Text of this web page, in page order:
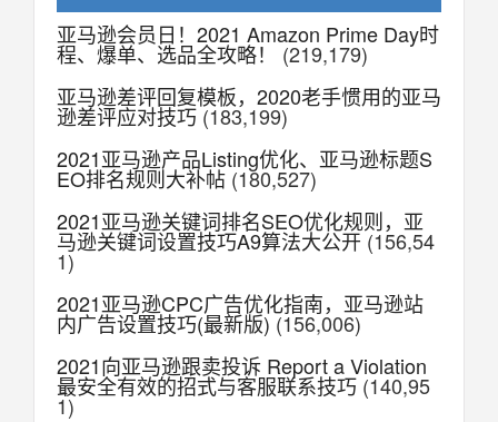
亚马逊会员日！2021 Amazon Prime Day时
程、爆单、选品全攻略！
(219,179)
亚马逊差评回复模板，2020老手惯用的亚马
逊差评应对技巧 (183,199)
2021亚马逊产品Listing优化、亚马逊标题S
EO排名规则大补帖 (180,527)
2021亚马逊关键词排名SEO优化规则，亚
马逊关键词设置技巧A9算法大公开 (156,54
1)
2021亚马逊CPC广告优化指南，亚马逊站
内广告设置技巧(最新版) (156,006)
2021向亚马逊跟卖投诉 Report a Violation
最安全有效的招式与客服联系技巧 (140,95
1)